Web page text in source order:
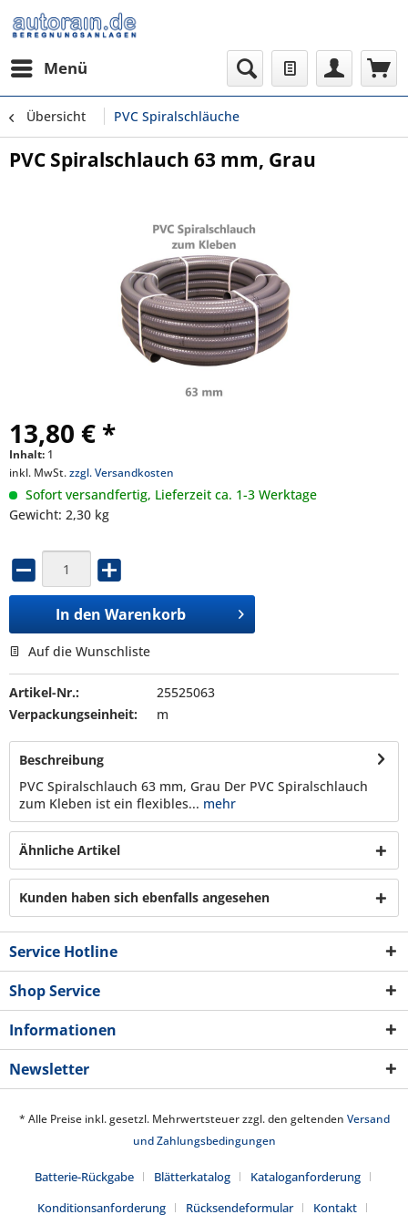
Menü
Übersicht PVC Spiralschläuche
PVC Spiralschlauch 63 mm, Grau
13,80 € *
Inhalt: 1
inkl. MwSt.zzgl. Versandkosten
Sofort versandfertig, Lieferzeit ca. 1-3 Werktage
Gewicht: 2,30 kg
In den Warenkorb
Auf die Wunschliste
Artikel-Nr.:
25525063
Verpackungseinheit:
m
Beschreibung
PVC Spiralschlauch 63 mm, Grau Der PVC Spiralschlauch
zum Kleben ist ein flexibles... mehr
Ähnliche Artikel
Kunden haben sich ebenfalls angesehen
Service Hotline
Shop Service
Informationen
Newsletter
* Alle Preise inkl. gesetzl. Mehrwertsteuer zzgl. den geltenden Versand
und Zahlungsbedingungen
Batterie-Rückgabe Blätterkatalog
Kataloganforderung
Konditionsanforderung
Rücksendeformular Kontakt